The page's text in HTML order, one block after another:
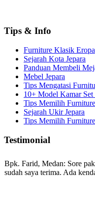
Tips & Info
Furniture Klasik Eropa
Sejarah Kota Jepara
Panduan Membeli
Mebel Jepara
Tips Mengatasi
10+ Model Kamar
Tips Memilih
Sejarah Ukir Jepara
Tips Memilih
Testimonial
Bpk. Farid, Medan: Sore
sudah saya terima. Ada